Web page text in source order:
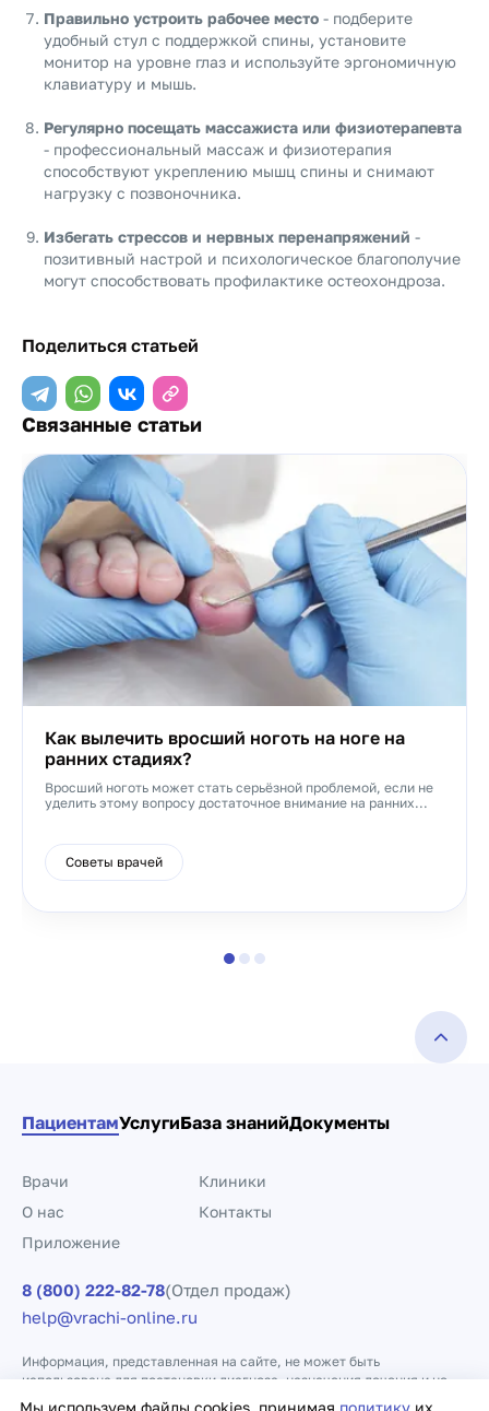
Правильно устроить рабочее место - подберите
удобный стул с поддержкой спины, установите
монитор на уровне глаз и используйте эргономичную
клавиатуру и мышь.
Регулярно посещать массажиста или физиотерапевта
- профессиональный массаж и физиотерапия
способствуют укреплению мышц спины и снимают
нагрузку с позвоночника.
Избегать стрессов и нервных перенапряжений -
позитивный настрой и психологическое благополучие
могут способствовать профилактике остеохондроза.
Поделиться статьей
Связанные статьи
Как вылечить вросший ноготь на ноге на
ранних стадиях?
Вросший ноготь может стать серьёзной проблемой, если не
уделить этому вопросу достаточное внимание на ранних...
Советы врачей
Мы используем файлы cookies, принимая политику их
ПациентамУслугиБаза знанийДокументы
Врачи
Клиники
О нас
Контакты
Приложение
8 (800) 222-82-78(Отдел продаж)
help@vrachi-online.ru
Информация, представленная на сайте, не может быть
использована для постановки диагноза, назначения лечения и не
заменяет прием врача.